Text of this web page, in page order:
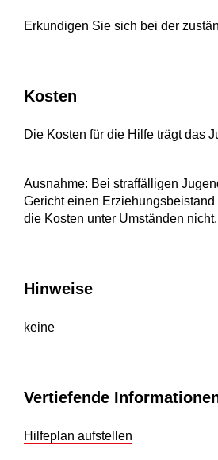
Erkundigen Sie sich bei der
Kosten
Die Kosten für die Hilfe trägt das
Ausnahme: Bei straffälligen
Gericht einen Erziehungsbeistand
die Kosten unter Umständen nicht.
Hinweise
keine
Vertiefende
Hilfeplan aufstellen